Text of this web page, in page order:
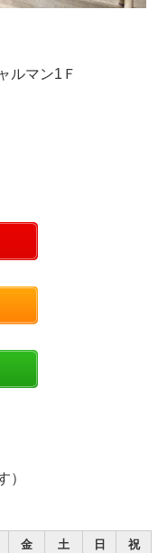
ルマン1Ｆ
）
金 土 日 祝